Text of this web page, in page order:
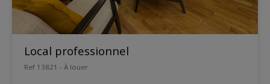
Local professionnel
Ref 13821 - À louer